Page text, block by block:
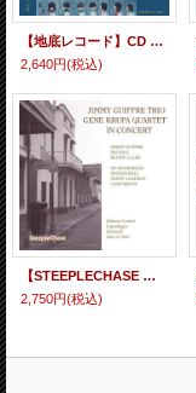
【地底レコード】CD さがゆき & 八木のぶお YUKI SAGA & NOBUO YAGI / 中村八大楽曲集
2,640円(税込)
【STEEPLECHASE 未発表シリーズ】CD Jimmy Giuffre Trio, Gene Krupa Quartet / In Concert
2,750円(税込)